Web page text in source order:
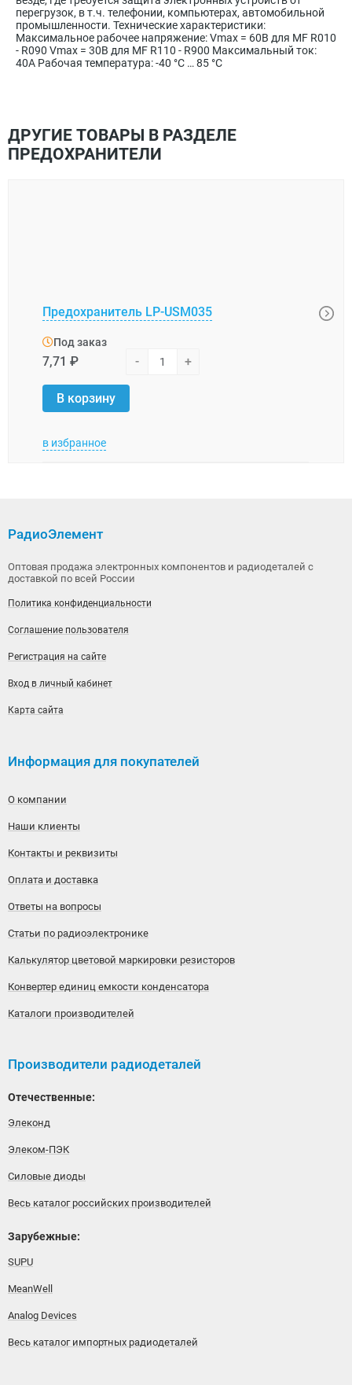
перегрузок, в т.ч. телефонии, компьютерах, автомобильной
промышленности. Технические характеристики:
Максимальное рабочее напряжение: Vmax = 60В для MF R010
- R090 Vmax = 30В для MF R110 - R900 Максимальный ток:
40А Рабочая температура: -40 °С … 85 °С
ДРУГИЕ ТОВАРЫ В РАЗДЕЛЕ
ПРЕДОХРАНИТЕЛИ
Предохранитель LP-USM035
Под заказ
7,71 ₽ - +
В корзину
в избранное
РадиоЭлемент
Оптовая продажа электронных компонентов и радиодеталей с
доставкой по всей России
Политика конфиденциальности
Соглашение пользователя
Регистрация на сайте
Вход в личный кабинет
Карта сайта
Информация для покупателей
О компании
Наши клиенты
Контакты и реквизиты
Оплата и доставка
Ответы на вопросы
Статьи по радиоэлектронике
Калькулятор цветовой маркировки резисторов
Конвертер единиц емкости конденсатора
Каталоги производителей
Производители радиодеталей
Отечественные:
Элеконд
Элеком-ПЭК
Силовые диоды
Весь каталог российских производителей
Зарубежные:
SUPU
MeanWell
Analog Devices
Весь каталог импортных радиодеталей